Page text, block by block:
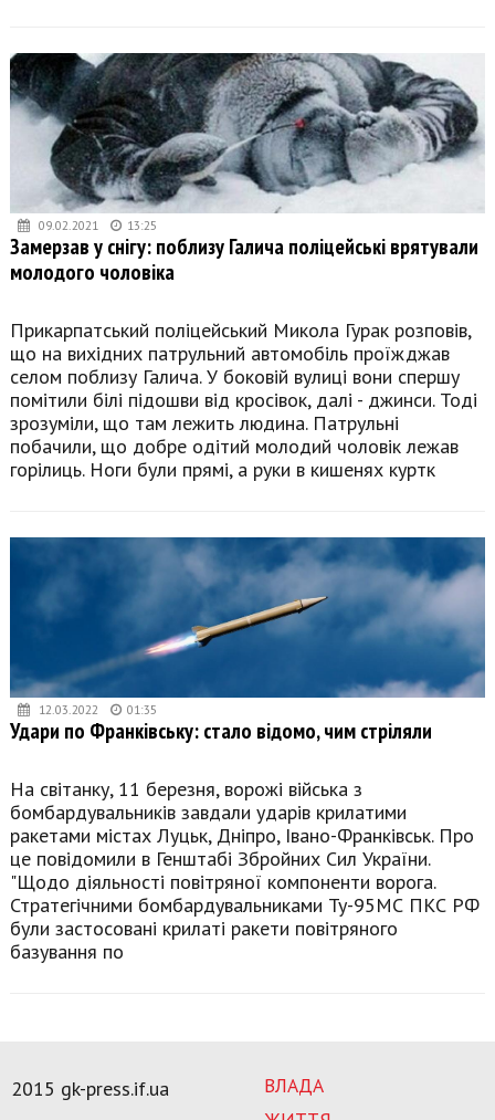
09.02.2021 13:25
Замерзав у снігу: поблизу Галича поліцейські врятували
молодого чоловіка
Прикарпатський поліцейський Микола Гурак розповів,
що на вихідних патрульний автомобіль проїжджав
селом поблизу Галича. У боковій вулиці вони спершу
помітили білі підошви від кросівок, далі - джинси. Тоді
зрозуміли, що там лежить людина. Патрульні
побачили, що добре одітий молодий чоловік лежав
горілиць. Ноги були прямі, а руки в кишенях куртк
12.03.2022 01:35
Удари по Франківську: стало відомо, чим стріляли
На світанку, 11 березня, ворожі війська з
бомбардувальників завдали ударів крилатими
ракетами містах Луцьк, Дніпро, Івано-Франківськ. Про
це повідомили в Генштабі Збройних Сил України.
"Щодо діяльності повітряної компоненти ворога.
Стратегічними бомбардувальниками Ту-95МС ПКС РФ
були застосовані крилаті ракети повітряного
базування по
ВЛАДА
2015 gk-press.if.ua